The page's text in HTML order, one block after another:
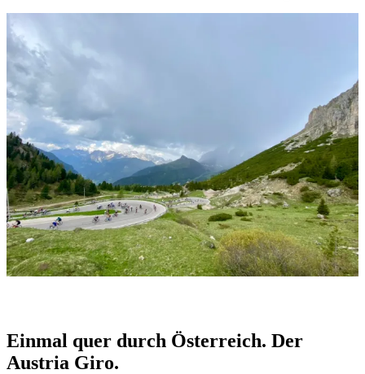
Einmal quer durch Österreich. Der
Austria Giro.